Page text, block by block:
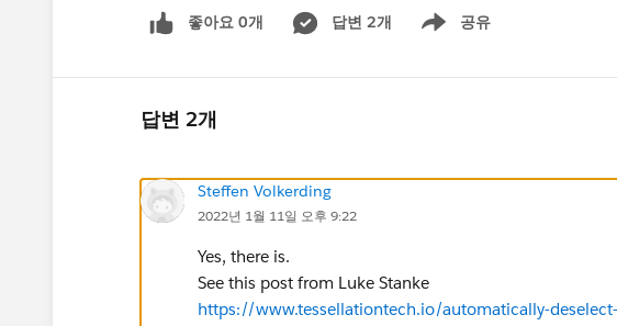
좋아요 0개 답변 2개 공유
Show menu
답변 2개
Steffen Volkerding
2022년 1월 11일 오후 9:22
Yes, there is.
See this post from Luke Stanke
https://www.tessellationtech.io/automatically-